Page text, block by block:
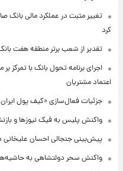
کرد
تقدیر از شعب برتر منطقه هفت
اجرای برنامه تحول بانک با تمرکز بر
اعتماد مشتریان
جزئیات فعال‌سازی «کیف پول
واکنش پلیس به فیک نیوزها و
پیش‌بینی جنجالی احسان علیخانی
واکنش سحر دولتشاهی به